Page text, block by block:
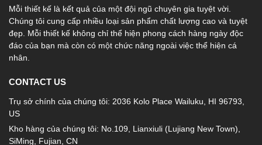
Mỗi thiết kế là kết quả của một đội ngũ chuyên gia tuyệt vời.
Chúng tôi cung cấp nhiều loại sản phẩm chất lượng cao và tuyệt
đẹp. Mỗi thiết kế không chỉ thể hiện phong cách hàng ngày độc
đáo của bạn mà còn có một chức năng ngoài việc thể hiện cá
nhân.
CONTACT US
Trụ sở chính của chúng tôi: 2036 Kolo Place Wailuku, HI 96793,
US
Kho hàng của chúng tôi: No.109, Lianxiuli (Lujiang New Town),
SiMing, Fujian, CN